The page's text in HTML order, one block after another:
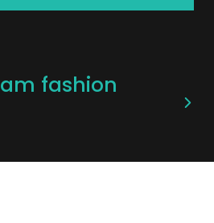
fashion